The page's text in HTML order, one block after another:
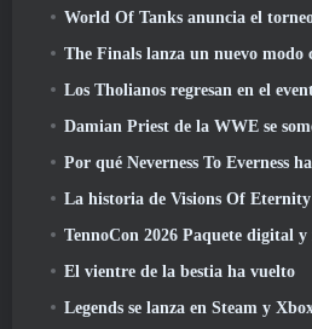
World Of Tanks anuncia el torneo
The Finals lanza un nuevo modo con temática de
Los Tholianos regresan en el evento
Damian Priest de la WWE se somete a entrenamiento en “The Loot
Por qué Neverness To Everness ha
La historia de Visions Of Eternity continúa en
TennoCon 2026 Paquete digital y
El vientre de la bestia ha vuelto
Legends se lanza en Steam y